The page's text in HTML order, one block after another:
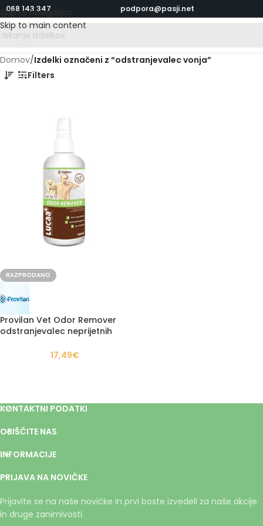
Skip to navigation
Skip to main content
068 143 347 podpora@pasji.net
Domov/Izdelki označeni z “odstranjevalec vonja”
Filters
RAZPRODANO
Provilan Vet Odor Remover
odstranjevalec neprijetnih
17,49€
KONTAKTNI PODATKI
OBIŠČITE NAS
INFORMACIJE
PRIJAVA NA NOVIČKE
Prijavite se na naše novičke in prvi boste izvedeli za naše akcije
in druge zanimivosti.